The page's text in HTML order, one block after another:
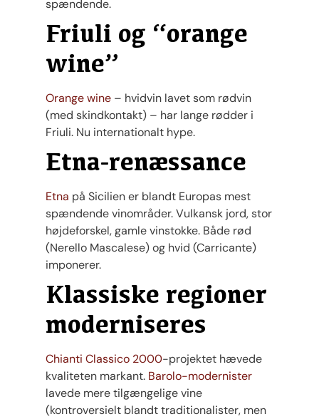
spændende.
Friuli og “orange
wine”
Orange wine – hvidvin lavet som rødvin
(med skindkontakt) – har lange rødder i
Friuli. Nu internationalt hype.
Etna-renæssance
Etna på Sicilien er blandt Europas mest
spændende vinområder. Vulkansk jord, stor
højdeforskel, gamle vinstokke. Både rød
(Nerello Mascalese) og hvid (Carricante)
imponerer.
Klassiske regioner
moderniseres
Chianti Classico 2000-projektet hævede
kvaliteten markant. Barolo-modernister
lavede mere tilgængelige vine
(kontroversielt blandt traditionalister, men